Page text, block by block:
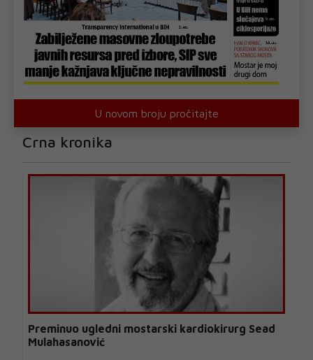
U novom broju pročitajte
Crna kronika
Preminuo ugledni mostarski kardiokirurg Sead
Mulahasanović